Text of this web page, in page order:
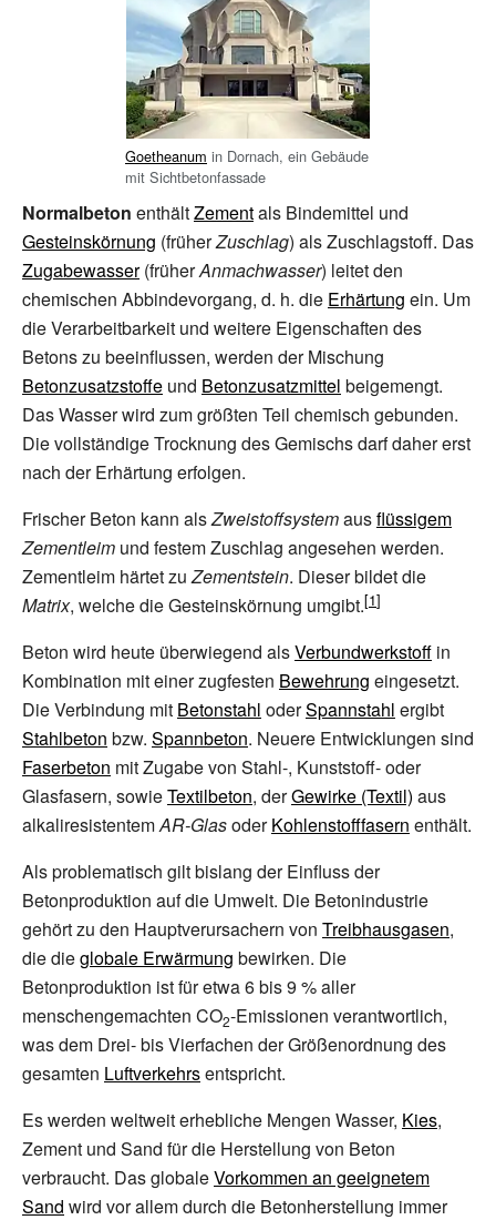
Goetheanum in Dornach, ein Gebäude
mit Sichtbetonfassade
Normalbeton enthältZementals Bindemittel und
Gesteinskörnung (früherZuschlag) als Zuschlagstoff. Das
Zugabewasser(früherAnmachwasser) leitet den
chemischen Abbindevorgang, d. h. die Erhärtung ein. Um
die Verarbeitbarkeit und weitere Eigenschaften des
Betons zu beeinflussen, werden der Mischung
Betonzusatzstoffe und Betonzusatzmittel beigemengt.
Das Wasser wird zum größten Teil chemisch gebunden.
Die vollständige Trocknung des Gemischs darf daher erst
nach der Erhärtung erfolgen.
Frischer Beton kann alsZweistoffsystemausflüssigem
Zementleim und festem Zuschlag angesehen werden.
Zementleim härtet zuZementstein. Dieser bildet die
Matrix, welche die Gesteinskörnung umgibt.
Beton wird heute überwiegend alsVerbundwerkstoff in
Kombination mit einer zugfesten Bewehrung eingesetzt.
Die Verbindung mit Betonstahl oderSpannstahl ergibt
Stahlbeton bzw. Spannbeton. Neuere Entwicklungen sind
Faserbeton mit Zugabe von Stahl-, Kunststoff- oder
Glasfasern, sowieTextilbeton, derGewirke (Textil) aus
alkaliresistentemAR-GlasoderKohlenstofffasern enthält.
Als problematisch gilt bislang der Einfluss der
Betonproduktion auf die Umwelt. Die Betonindustrie
gehört zu den Hauptverursachern von Treibhausgasen,
die dieglobale Erwärmung bewirken. Die
Betonproduktion ist für etwa 6 bis 9 % aller
menschengemachten CO2-Emissionen verantwortlich,
was dem Drei- bis Vierfachen der Größenordnung des
gesamten Luftverkehrsentspricht.
Es werden weltweit erhebliche Mengen Wasser, Kies,
Zement und Sand für die Herstellung von Beton
verbraucht. Das globaleVorkommen an geeignetem
Sand wird vor allem durch die Betonherstellung immer